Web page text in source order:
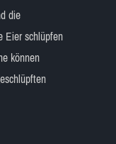
die
Eier schlüpfen
können